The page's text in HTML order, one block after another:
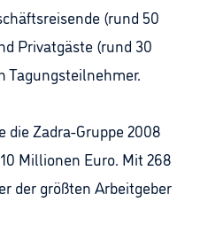
(rund 50
Privatgäste (rund 30
Tagungsteilnehmer.
Zadra-Gruppe 2008
Millionen Euro. Mit 268
der größten Arbeitgeber